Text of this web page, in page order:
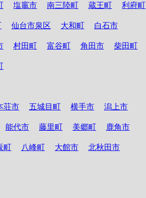
塩竈市 南三陸町 蔵王町 利府町
仙台市泉区 大和町 白石市
村田町 富谷町 角田市 柴田町
荘市 五城目町 横手市 潟上市
能代市 藤里町 美郷町 鹿角市
町 八峰町 大館市 北秋田市